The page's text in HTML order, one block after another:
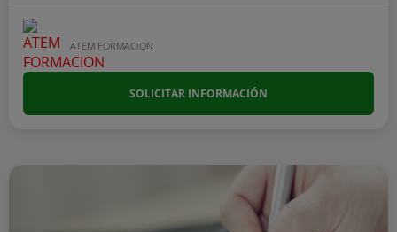
ATEM FORMACION
SOLICITAR INFORMACIÓN